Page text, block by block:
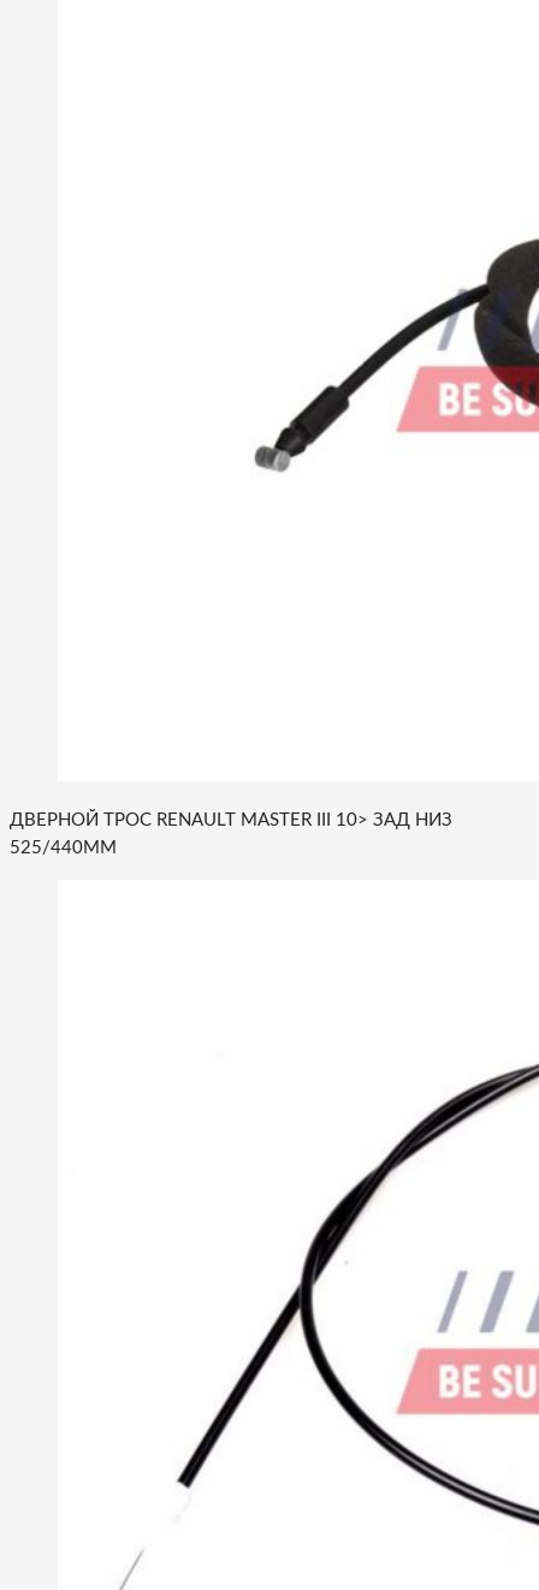
ДВЕРНОЙ ТРОС RENAULT MASTER III 10> ЗАД НИЗ
525/440MM